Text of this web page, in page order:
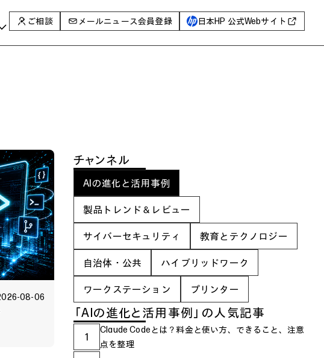
タグ
WXP（DEXツール）
タグ一覧
ご相談 メールニュース会員登録 日本HP 公式Webサイト
08-06
チャンネル
AIの進化と活用事例
製品トレンド＆レビュー
サイバーセキュリティ 教育とテクノロジー
自治体・公共 ハイブリッドワーク
ワークステーション プリンター
「AIの進化と活用事例」の人気記事
1
Claude Codeとは？料金と使い方、できること、注意
点を整理